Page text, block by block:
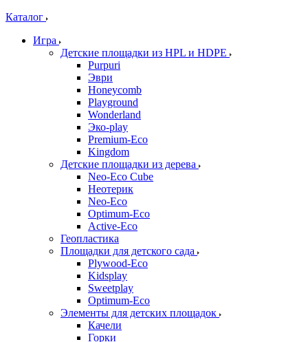
Каталог
Игра
Детские площадки из HPL и HDPE
Purpuri
Эври
Honeycomb
Playground
Wonderland
Эко-play
Premium-Eco
Kingdom
Детские площадки из дерева
Neo-Eco Cube
Неотерик
Neo-Eco
Оptimum-Еco
Active-Eco
Геопластика
Площадки для детского сада
Plywood-Eco
Kidsplay
Sweetplay
Оptimum-Еco
Элементы для детских площадок
Качели
Горки